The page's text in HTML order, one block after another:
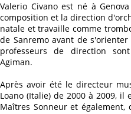
Valerio Civano est né à
composition et la direction
natale et travaille comme
de Sanremo avant de
professeurs de direction
Agiman.
Après avoir été le directeur
Loano (Italie) de 2000 à 2009,
Maîtres Sonneur et